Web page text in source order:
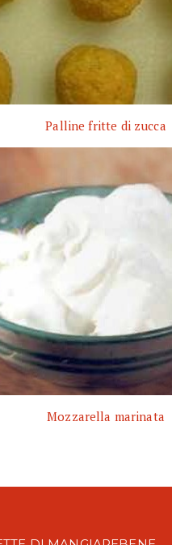
Palline fritte di zucca
Mozzarella marinata